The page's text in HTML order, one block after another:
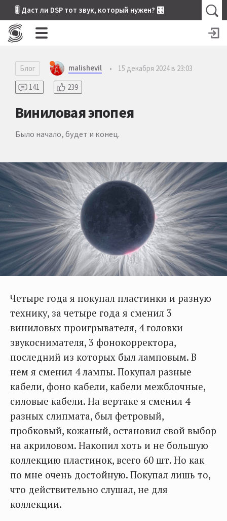
🎚 Даст ли DSP тот звук, который нужен? 🎛
Блог malishevil •
15 декабря 2024 в 23:03
141
239
Виниловая эпопея
Было начало, будет и конец.
Четыре года я покупал пластинки и разную
технику, за четыре года я сменил 3
виниловых проигрывателя, 4 головки
звукоснимателя, 3 фонокорректора,
последний из которых был ламповым. В
нем я сменил 4 лампы. Покупал разные
кабели, фоно кабели, кабели межблочные,
силовые кабели. На вертаке я сменил 4
разных слипмата, был фетровый,
пробковый, кожаный, остановил свой выбор
на акриловом. Накопил хоть и не большую
коллекцию пластинок, всего 60 шт. Но как
по мне очень достойную. Покупал лишь то,
что действительно слушал, не для
коллекции.